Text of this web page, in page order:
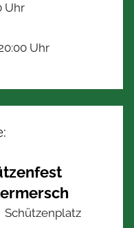
Uhr
Uhr
Schützenplatz